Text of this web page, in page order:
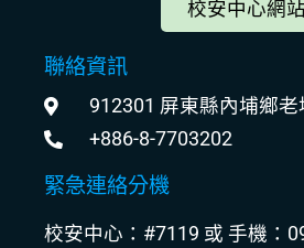
校安中心網站
聯絡資訊
912301 屏東縣內埔鄉
+886-8-7703202
緊急連絡分機
校安中心：#7119 或 手機：